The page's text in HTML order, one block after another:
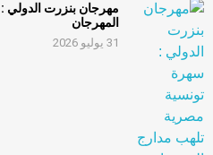
مهرجان بنزرت
المهرجان
31 يوليو 2026